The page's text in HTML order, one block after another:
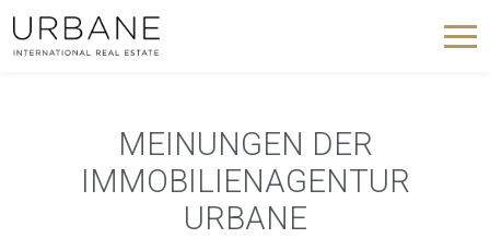
MEINUNGEN DER
IMMOBILIENAGENTUR
URBANE